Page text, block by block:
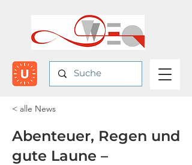
< alle News
Abenteuer, Regen und
gute Laune –